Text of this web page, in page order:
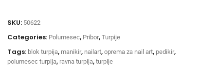
SKU: 50622
Categories: Polumesec, Pribor, Turpije
Tags: blok turpija, manikir, nailart, oprema za nail art, pedikir,
polumesec turpija, ravna turpija, turpije